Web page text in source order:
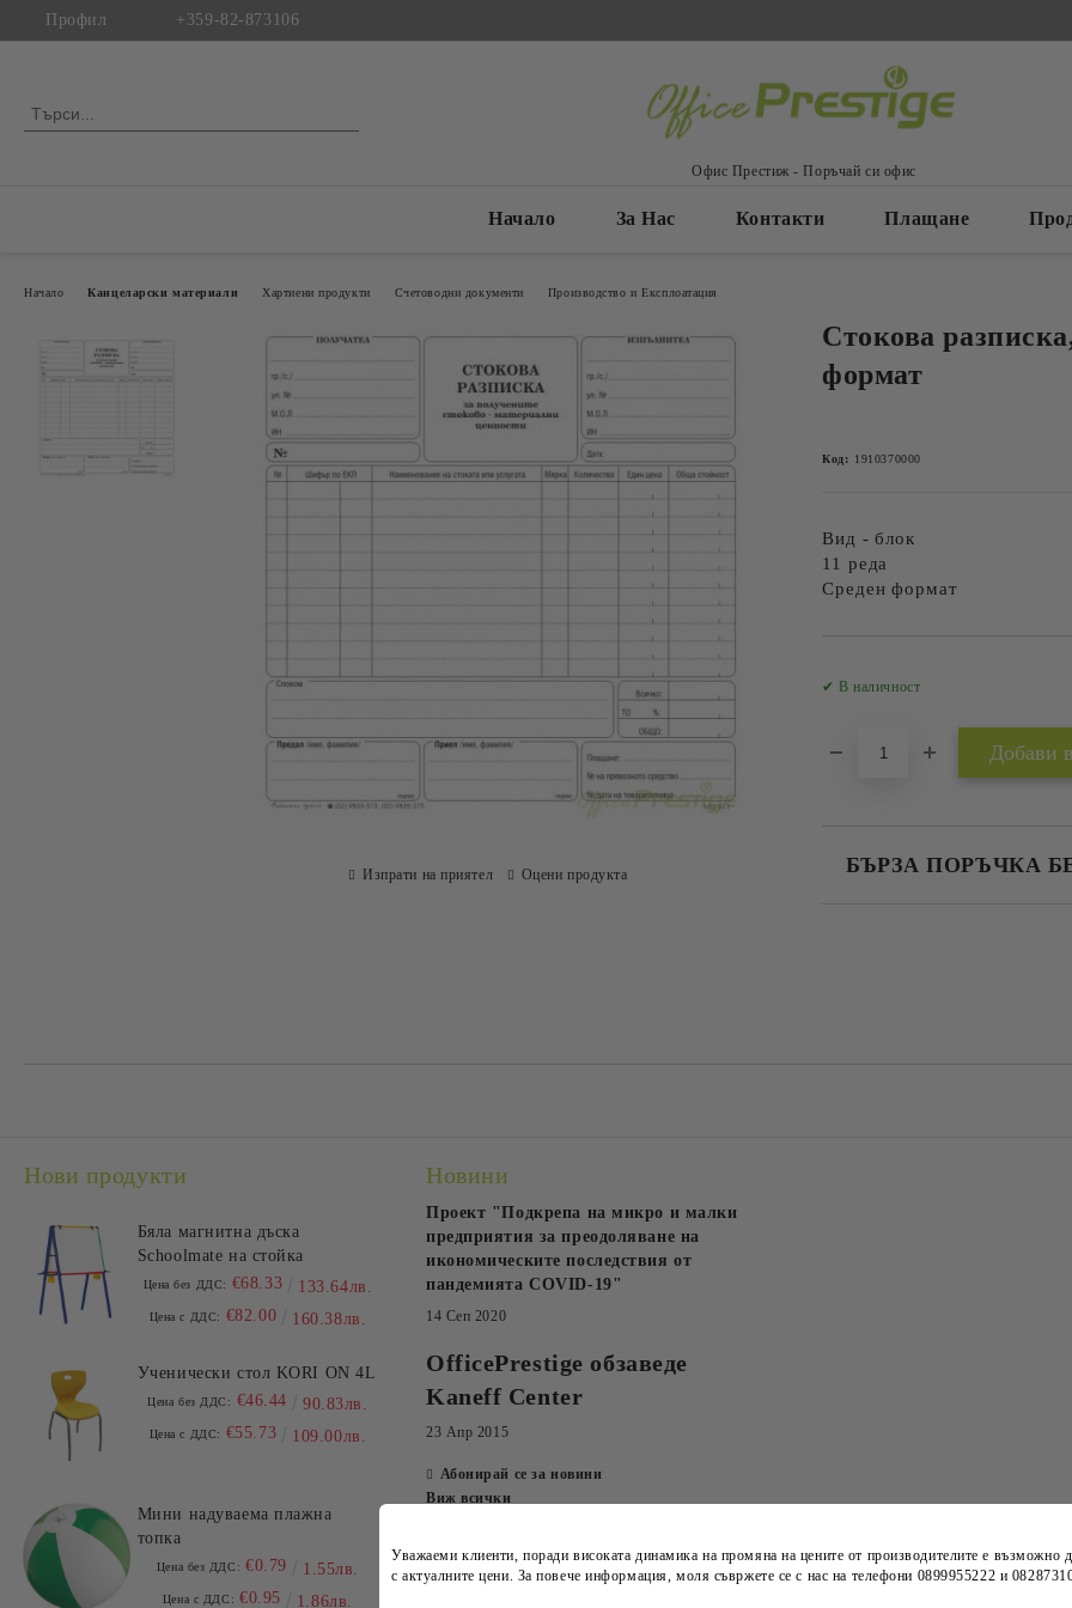
Профил +359-82-873106
Офис Престиж - Поръчай си офис
Начало За Нас Контакти Плащане
Начало Канцеларски материали Хартиени продукти Счетоводни документи Производство и Експлоатация
Стокова
формат
Код: 1910370000
Вид - блок
11 реда
Среден формат
✔ В наличност
БЪРЗА ПОРЪЧКА
Изпрати на приятел Оцени продукта
Нови продукти
Бяла магнитна дъска
Schoolmate на стойка
Цена без ДДС: €68.33 133.64лв.
Цена с ДДС: €82.00 160.38лв.
Ученически стол KORI ON 4L
Цена без ДДС: €46.44 90.83лв.
Цена с ДДС: €55.73 109.00лв.
Мини надуваема плажна
топка
Цена без ДДС: €0.79 1.55лв.
Цена с ДДС: €0.95 1.86лв.
Новини
Проект "Подкрепа на микро и малки
предприятия за преодоляване на
икономическите последствия от
пандемията COVID-19"
14 Сеп 2020
OfficePrestige обзаведе
Kaneff Center
23 Апр 2015
Абонирай се за новини
Виж всички
Уважаеми клиенти, поради високата динамика на промяна на цените от производителите е възможно
сактуалните цени. За повече информация, моля съвржете се с нас на телефони 0899955222 и